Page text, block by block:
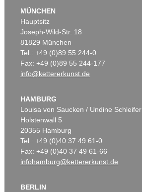
MÜNCHEN
Hauptsitz
Joseph-Wild-Str. 18
81829 München
Tel.: +49 (0)89 55 244-0
Fax: +49 (0)89 55 244-177
info@kettererkunst.de
HAMBURG
Louisa von Saucken / Undine Schleifer
Holstenwall 5
20355 Hamburg
Tel.: +49 (0)40 37 49 61-0
Fax: +49 (0)40 37 49 61-66
infohamburg@kettererkunst.de
BERLIN